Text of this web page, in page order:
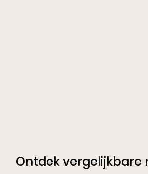
Ontdek vergelijkbare